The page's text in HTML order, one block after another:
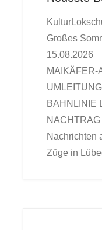
Großes
15.08.2026
MAIKÄFER-
BAHNLINIE
NACHTRAG
Nachrichten
Züge in